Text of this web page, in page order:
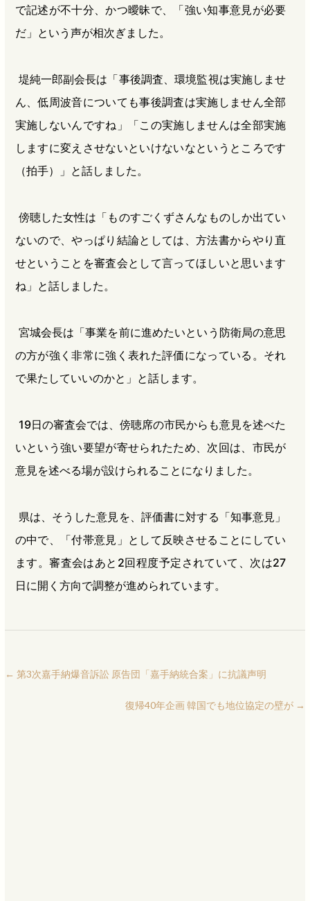
で記述が不十分、かつ曖昧で、「強い知事意見が必要
だ」という声が相次ぎました。
堤純一郎副会長は「事後調査、環境監視は実施しませ
ん、低周波音についても事後調査は実施しません全部
実施しないんですね」「この実施しませんは全部実施
しますに変えさせないといけないなというところです
（拍手）」と話しました。
傍聴した女性は「ものすごくずさんなものしか出てい
ないので、やっぱり結論としては、方法書からやり直
せということを審査会として言ってほしいと思います
ね」と話しました。
宮城会長は「事業を前に進めたいという防衛局の意思
の方が強く非常に強く表れた評価になっている。それ
で果たしていいのかと」と話します。
19日の審査会では、傍聴席の市民からも意見を述べた
いという強い要望が寄せられたため、次回は、市民が
意見を述べる場が設けられることになりました。
県は、そうした意見を、評価書に対する「知事意見」
の中で、「付帯意見」として反映させることにしてい
ます。審査会はあと2回程度予定されていて、次は27
日に開く方向で調整が進められています。
← 第3次嘉手納爆音訴訟 原告団「嘉手納統合案」に抗議声明
復帰40年企画 韓国でも地位協定の壁が →